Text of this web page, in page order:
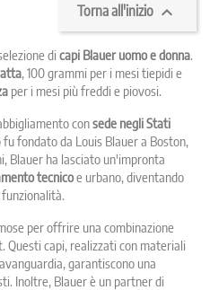
di capi Blauer uomo e donna.
, 100 grammi per i mesi tiepidi e
per i mesi più freddi e piovosi.
consede negli Stati
fondato da Louis Blauer a Boston,
Blauer ha lasciato un'impronta
tecnicoe urbano, diventando
per offrire una combinazione
Questi capi, realizzati con materiali
garantiscono una
Inoltre, Blauer è un partner di
Torna all'inizio 